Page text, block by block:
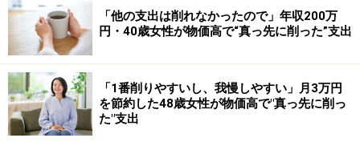
ルール2 シンプルでわかり易いこと
「何にいくら使っているのかわからない」というのは家
計管理では一番やってはいけないことです。家計に占め
る保険料の割合は住居費の次の多くなるものです。多く
の保険料を支払うからこそ、「何にいくら使っているの
か？」が明確にわかる保障内容や保険金額が自分で把握
「他の支出は削れなかったので」年収200万
円・40歳女性が物価高で“真っ先に削った”支出
「1番削りやすいし、我慢しやすい」月3万円
を節約した48歳女性が物価高で"真っ先に削っ
た"支出